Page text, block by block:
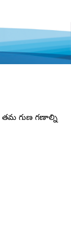
తమ గుణ గణాల్ని